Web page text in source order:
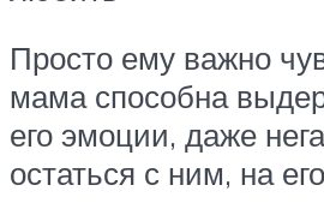
Просто ему важно
мама способна
его эмоции, даже
остаться с ним, на